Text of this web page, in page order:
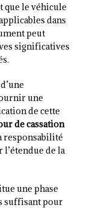
que le véhicule
dans
peut
significatives
une
de cette
de cassation
responsabilité
de la
une phase
suffisant pour